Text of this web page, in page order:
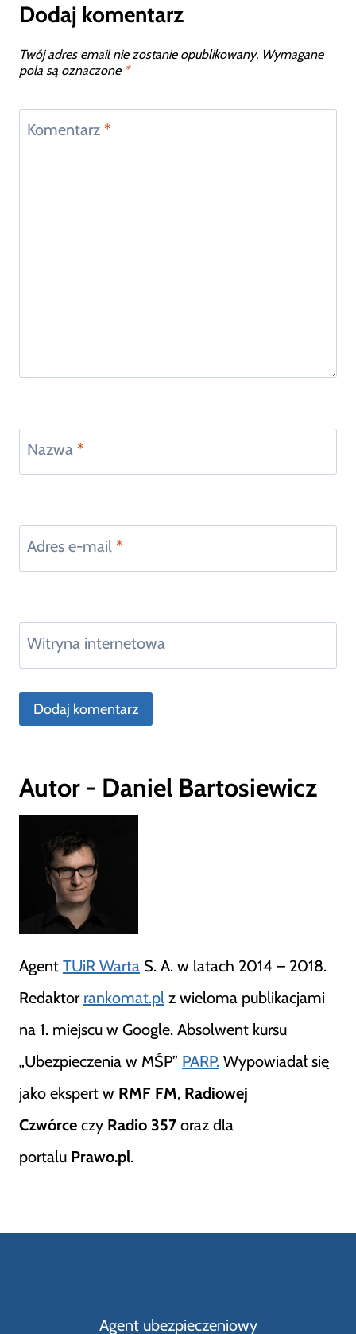
Dodaj komentarz
Twój adres email nie zostanie opublikowany. Wymagane
pola są oznaczone *
Komentarz *
Nazwa *
Adres e-mail *
Witryna internetowa
Autor - Daniel Bartosiewicz
Agent TUiR Warta S. A. w latach 2014 – 2018.
Redaktor rankomat.pl z wieloma publikacjami
na 1. miejscu w Google. Absolwent kursu
„Ubezpieczenia w MŚP” PARP. Wypowiadał się
jako ekspert w RMF FM, Radiowej
Czwórce czy Radio 357 oraz dla
portalu Prawo.pl.
Agent ubezpieczeniowy